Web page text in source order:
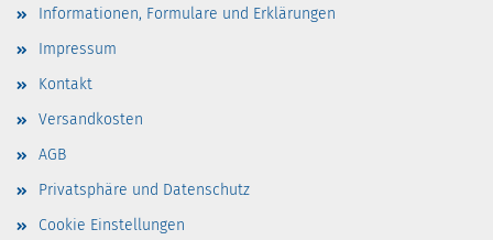
Informationen, Formulare und Erklärungen
Impressum
Kontakt
Versandkosten
AGB
Privatsphäre und Datenschutz
Cookie Einstellungen